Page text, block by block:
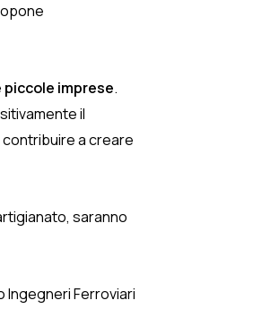
imprese.
il
a creare
saranno
Ingegneri Ferroviari